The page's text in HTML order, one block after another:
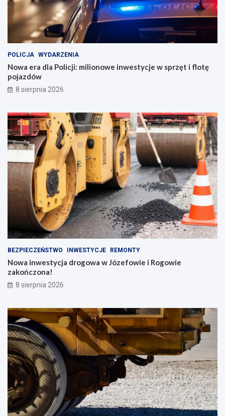
POLICJA WYDARZENIA
Nowa era dla Policji: milionowe inwestycje w sprzęt i flotę
pojazdów
8 sierpnia 2026
BEZPIECZEŃSTWO INWESTYCJE REMONTY
Nowa inwestycja drogowa w Józefowie i Rogowie
zakończona!
8 sierpnia 2026